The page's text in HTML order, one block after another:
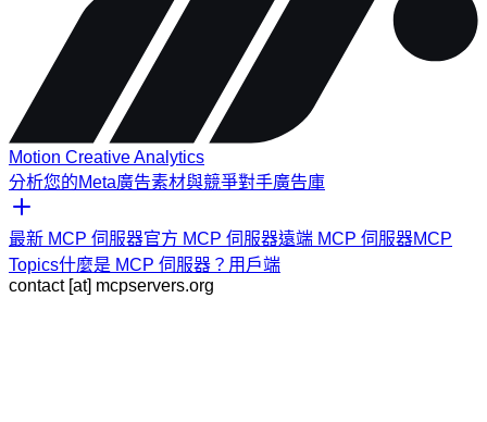
Motion Creative Analytics
分析您的Meta廣告素材與競爭對手廣告庫
最新 MCP 伺服器官方 MCP 伺服器遠端 MCP 伺服器MCP
Topics什麼是 MCP 伺服器？ 用戶端
contact [at] mcpservers.org